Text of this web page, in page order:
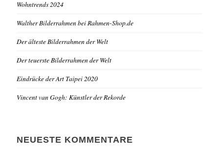
Wohntrends 2024
Walther Bilderrahmen bei Rahmen-Shop.de
Der älteste Bilderrahmen der Welt
Der teuerste Bilderrahmen der Welt
Eindrücke der Art Taipei 2020
Vincent van Gogh: Künstler der Rekorde
NEUESTE KOMMENTARE